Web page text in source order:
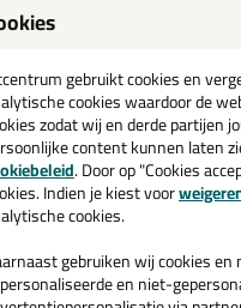
op zijn ANZA
16,
gebruikt cookies en
cookies waardoor de
zodat wij en derde partijen
content kunnen laten
. Door op "Cookies
Indien je kiest voor
cookies.
gebruiken wij cookies
en niet-
💚
en ontvang een
€35,-bij je eerste bestelling!